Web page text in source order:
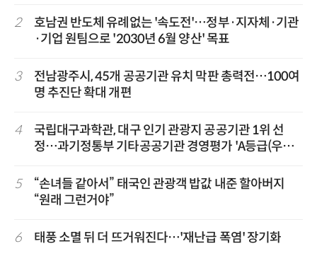
2
호남권 반도체 유례없는 '속도전'…정부·지자체·기관
·기업 원팀으로 '2030년 6월 양산' 목표
3
전남광주시, 45개 공공기관 유치 막판 총력전…100여
명 추진단 확대 개편
4
국립대구과학관, 대구 인기 관광지 공공기관 1위 선
정…과기정통부 기타공공기관 경영평가 'A등급(우수)'
5
“손녀들 같아서” 태국인 관광객 밥값 내준 할아버지
“원래 그런거야”
6 태풍 소멸 뒤 더 뜨거워진다…'재난급 폭염' 장기화